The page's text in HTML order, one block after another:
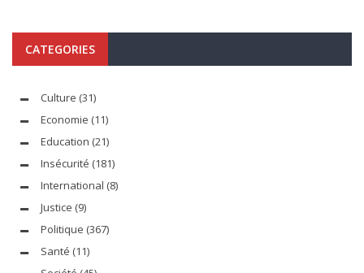
CATEGORIES
Culture (31)
Economie (11)
Education (21)
Insécurité (181)
International (8)
Justice (9)
Politique (367)
Santé (11)